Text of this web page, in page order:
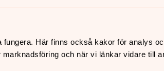
Här finns också kakor för analys
och när vi länkar vidare till